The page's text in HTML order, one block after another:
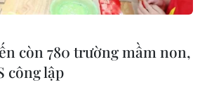
#Bộ Tài chính #Bộ Y tế
còn 780 trường mầm non,
công lập